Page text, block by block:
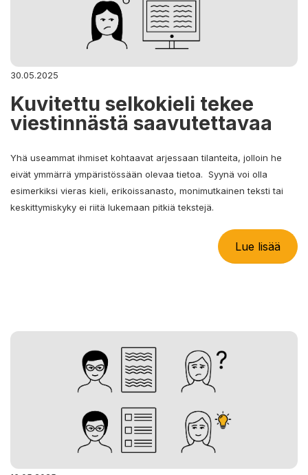
30.05.2025
Kuvitettu selkokieli tekee
viestinnästä saavutettavaa
Yhä useammat ihmiset kohtaavat arjessaan tilanteita, jolloin he
eivät ymmärrä ympäristössään olevaa tietoa. Syynä voi olla
esimerkiksi vieras kieli, erikoissanasto, monimutkainen teksti tai
keskittymiskyky ei riitä lukemaan pitkiä tekstejä.
Lue lisää